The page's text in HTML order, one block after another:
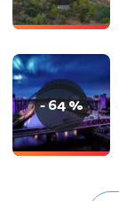
- 64 %